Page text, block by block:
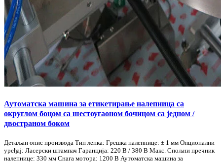
Аутоматска машина за етикетирање налепница са
округлом боцом са шестоугаоном бочицом са једном /
двостраном боком
Детаљан опис производа Тип лепка: Грешка налепнице: ± 1 мм Опционални
уређај: Ласерски штампач Гаранција: 220 В / 380 В Макс. Спољни пречник
налепнице: 330 мм Снага мотора: 1200 В Аутоматска машина за